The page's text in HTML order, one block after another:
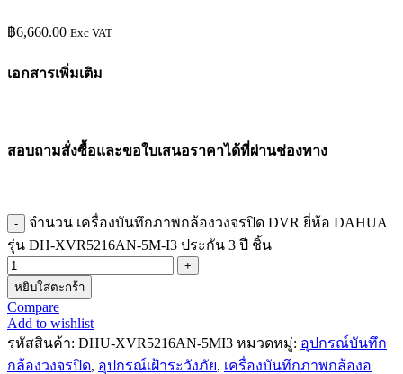
฿6,660.00 Exc VAT
เอกสารเพิ่มเติม
สอบถามสั่งซื้อและขอใบเสนอราคาได้ที่ผ่านช่องทาง
จำนวน เครื่องบันทึกภาพกล้องวงจรปิด DVR ยี่ห้อ DAHUA
รุ่น DH-XVR5216AN-5M-I3 ประกัน 3 ปี ชิ้น
หยิบใส่ตะกร้า
Compare
Add to wishlist
รหัสสินค้า: DHU-XVR5216AN-5MI3 หมวดหมู่: อุปกรณ์บันทึก
กล้องวงจรปิด, อุปกรณ์เฝ้าระวังภัย, เครื่องบันทึกภาพกล้องอ